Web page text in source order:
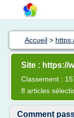
Accueil >
Site : https://
Classement :
8 articles
Comment